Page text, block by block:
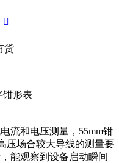

货
钳形表
流和电压测量，55mm钳
压场合较大导线的测量要
能观察到设备启动瞬间